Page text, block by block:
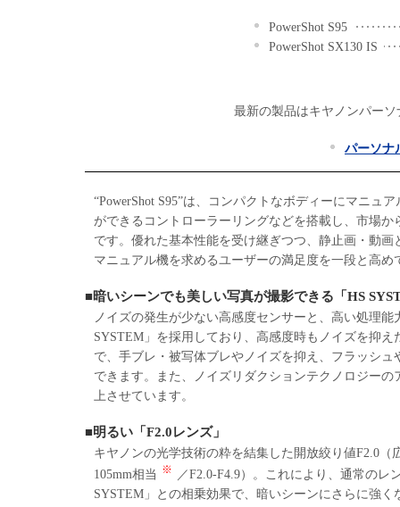
PowerShot S95
PowerShot SX130 IS
最新の製品はキヤノンパー
パーソナ
“PowerShot S95”は、コンパクトなボディーにマニュ
ができるコントローラーリングなどを搭載し、市場か
です。優れた基本性能を受け継ぎつつ、静止画・動
マニュアル機を求めるユーザーの満足度を一段と高め
■暗いシーンでも美しい写真が撮影できる「HS
ノイズの発生が少ない高感度センサーと、高い処理
SYSTEM」を採用しており、高感度時もノイズを抑
で、手ブレ・被写体ブレやノイズを抑え、フラッシ
できます。また、ノイズリダクションテクノロジー
上させています。
■明るい「F2.0レンズ」
キヤノンの光学技術の粋を結集した開放絞り値F2.0
105mm相当 ※
／F2.0-F4.9）。これにより、通常の
SYSTEM」との相乗効果で、暗いシーンにさらに強く